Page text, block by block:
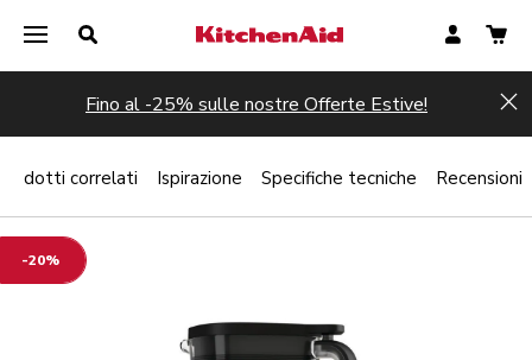
Fino al -25% sulle nostre Offerte Estive!
-20%
correlati Ispirazione Specifiche tecniche Recensioni